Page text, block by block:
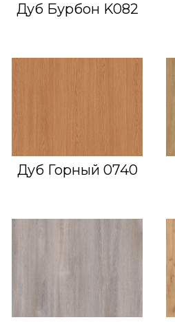
Дуб Бурбон K082
Дуб Горный 0740